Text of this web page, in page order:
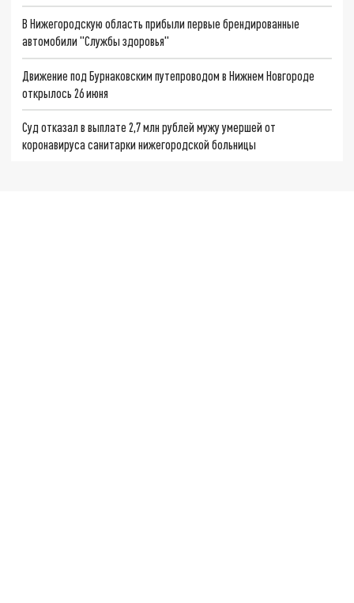
В Нижегородскую область прибыли первые брендированные
автомобили "Службы здоровья"
Движение под Бурнаковским путепроводом в Нижнем Новгороде
открылось 26 июня
Суд отказал в выплате 2,7 млн рублей мужу умершей от
коронавируса санитарки нижегородской больницы